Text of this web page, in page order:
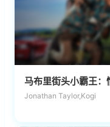
马布里街头小霸王
Jonathan Taylor,Kogi